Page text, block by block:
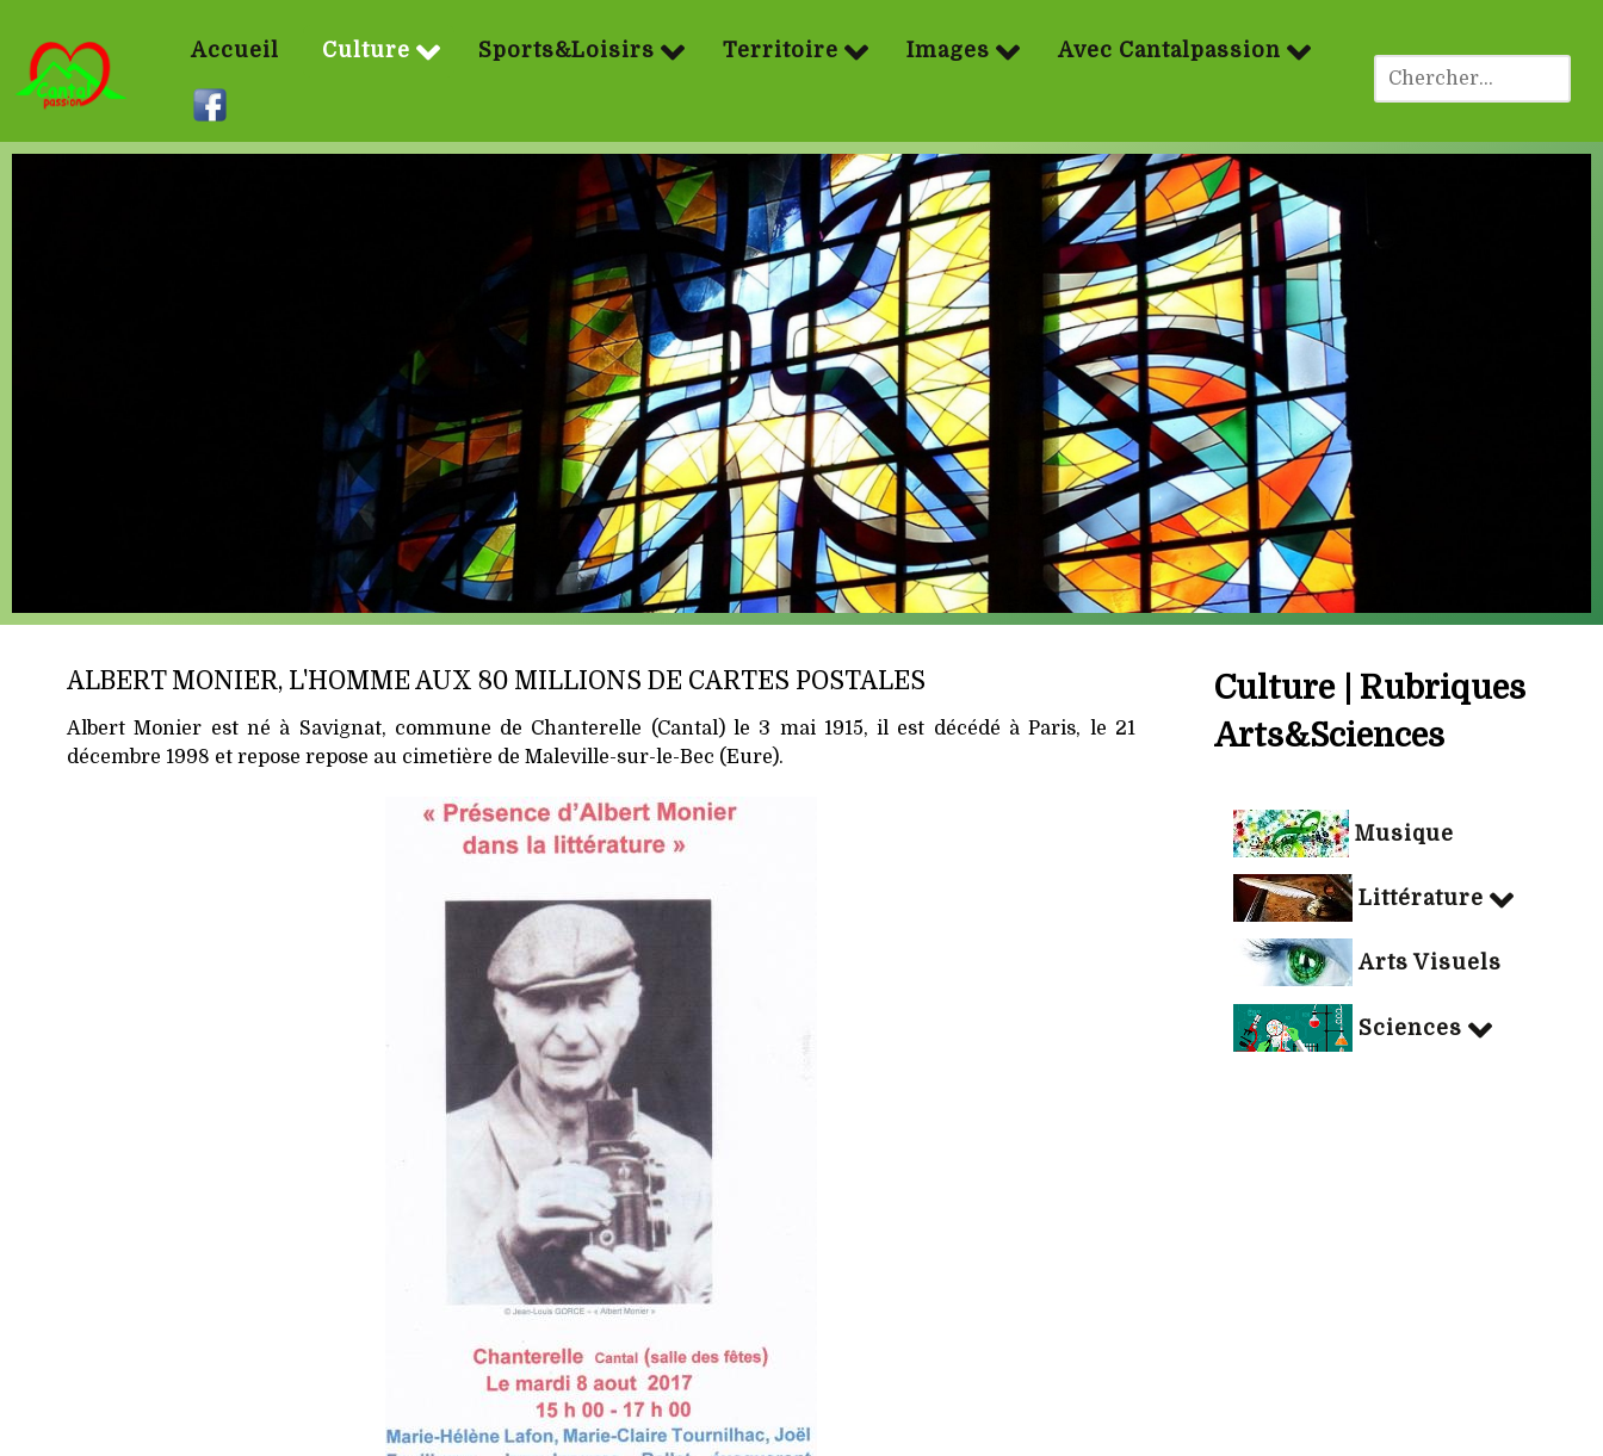
Accueil Culture Sports&Loisirs Territoire Images Avec Cantalpassion
ALBERT MONIER, L'HOMME AUX 80 MILLIONS DE CARTES POSTALES
Albert Monier est né à Savignat, commune de Chanterelle (Cantal) le 3 mai 1915, il est décédé à Paris, le 21
décembre 1998 et repose repose au cimetière de Maleville-sur-le-Bec (Eure).
Culture | Rubriques
Arts&Sciences
Musique
Littérature
Arts Visuels
Sciences